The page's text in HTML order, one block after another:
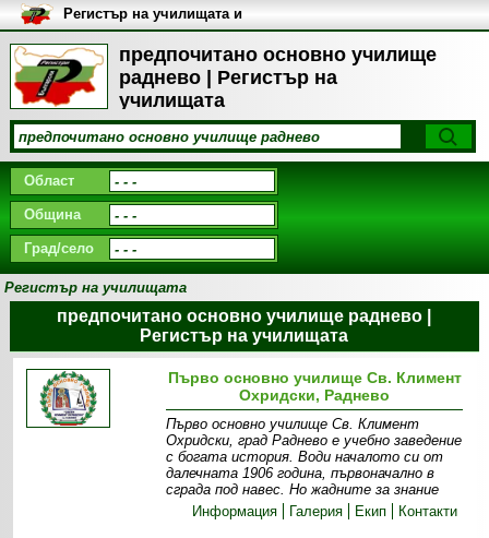
предпочитано основно училище
раднево | Регистър на
училищата
Регистър на училищата и
университетите в България
Област
Община
Град/село
Регистър на училищата
предпочитано основно училище раднево |
Регистър на училищата
Първо основно училище Св. Климент
Охридски, Раднево
Първо основно училище Св. Климент
Охридски, град Раднево е учебно заведение
с богата история. Води началото си от
далечната 1906 година, първоначално в
сграда под навес. Но жадните за знание
Информация
Галерия Екип Контакти